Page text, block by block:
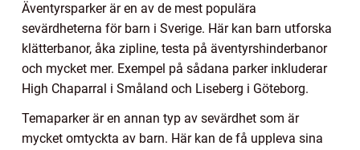
Äventyrsparker är en av de mest populära
sevärdheterna för barn i Sverige. Här kan barn utforska
klätterbanor, åka zipline, testa på äventyrshinderbanor
och mycket mer. Exempel på sådana parker inkluderar
High Chaparral i Småland och Liseberg i Göteborg.
Temaparker är en annan typ av sevärdhet som är
mycket omtyckta av barn. Här kan de få uppleva sina